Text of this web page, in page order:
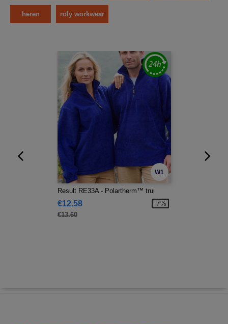
heren roly workwear
W1
Result RE33A - Polartherm™ trui
€12.58
€13.60
-7%